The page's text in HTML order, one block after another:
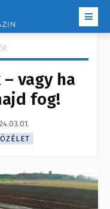
vagy ha
fog!